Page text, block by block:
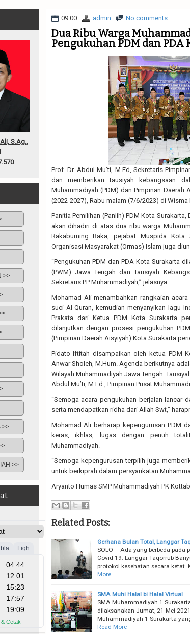
09.00 admin No comments
Dua Ribu Warga
Pengukuhan PDM dan PDA
Prof. Dr. Abdul Mu’ti, M.Ed, Sekretaris
dan memberikan tausiyah kebangsaan
Muhammadiyah (PDM) dan Pimpinan
(2022-2027), Rabu malam (7/6/2023) di Wisma
Panitia Pemilihan (Panlih) PDM Kota
akan dihadiri di atas dua ribu warga
Rakabuming Raka, pejabat Muspida Kota
Organisasi Masyarakat (Ormas) Islam juga
“Pengukuhan PDM dan PDA Kota Surakarta
(PWM) Jawa Tengah dan Tausiyah
Sekretaris PP Muhammadiyah,” jelasnya.
Mohamad Ali menambahkan rangkaian
suci Al Quran, kemudian menyanyikan lagu
Prakata dari Ketua PDM Kota Surakarta
dilanjutkan dengan prosesi pengukuhan
(Pimpinan Daerah Aisyiyah) Kota Surakarta
Pidato Iftitah disampaikan oleh ketua PDM
Anwar Sholeh, M.Hum. Agenda berikutnya
Wilayah Muhammadiyah Jawa Tengah.
Abdul Mu’ti, M.Ed., Pimpinan Pusat
“Semoga acara pengukuhan berjalan lancar
serta mendapatkan ridha dari Allah Swt,”
Mohamad Ali berharap kepengurusan PDM
keras, ikhlas, lugas dengan penuh
Muhammadiyah.
“Semoga kepengurusan terpilih juga
untuk berkiprah dalam persyarikatan
Aryanto Humas SMP Muhammadiyah PK
Related Posts:
Gerhana Bulan Total, Langgar
SOLO – Ada yang berbeda
Covid-19. Langgar Taqorrub
protokol kesehatan secara ketat.
More
SMA Muhi Halal bi Halal Virtual
SMA Muhammadiyah 1
dilaksanakan Jumat, 21 Mei
Muhammadiyah 1 Surakarta
Read More
S.Ag.,
>>
>>
>>